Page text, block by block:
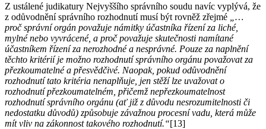
Z ustálené judikatury Nejvyššího správního soudu navíc vyplývá, že
z odůvodnění správního rozhodnutí musí být rovněž zřejmé
„…
proč správní orgán považuje námitky účastníka řízení za liché,
mylné nebo vyvrácené, a proč považuje skutečnosti namítané
účastníkem řízení za nerozhodné a nesprávné. Pouze za naplnění
těchto kritérií je možno rozhodnutí správního orgánu považovat za
přezkoumatelné a přesvědčivé. Naopak, pokud odůvodnění
rozhodnutí tato kritéria nenaplňuje, jen stěží lze uvažovat o
rozhodnutí přezkoumatelném, přičemž nepřezkoumatelnost
rozhodnutí správního orgánu (ať již z důvodu nesrozumitelnosti či
nedostatku důvodů) způsobuje závažnou procesní vadu, která může
mít vliv na zákonnost takového rozhodnutí.“[13]